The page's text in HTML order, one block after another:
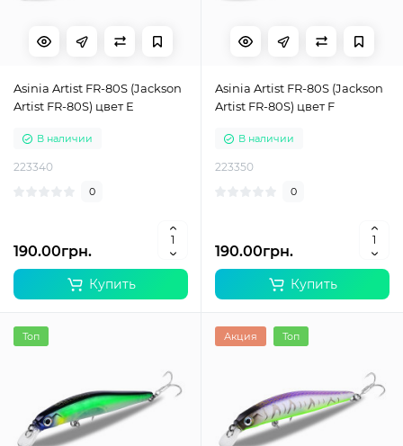
Asinia Artist FR-80S (Jackson
Artist FR-80S) цвет E
В наличии
223340
0
190.00грн.
Купить
Asinia Artist FR-80S (Jackson
Artist FR-80S) цвет F
В наличии
223350
0
190.00грн.
Купить
Топ Акция Топ